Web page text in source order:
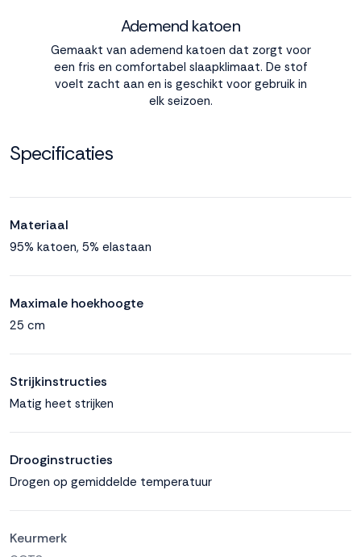
Ademend katoen
Gemaakt van ademend katoen dat zorgt voor
een fris en comfortabel slaapklimaat. De stof
voelt zacht aan en is geschikt voor gebruik in
elk seizoen.
Specificaties
Materiaal
95% katoen, 5% elastaan
Maximale hoekhoogte
25 cm
Strijkinstructies
Matig heet strijken
Drooginstructies
Drogen op gemiddelde temperatuur
Keurmerk